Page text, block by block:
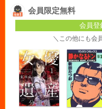
会員限定無料
会員登
＼この他にも会